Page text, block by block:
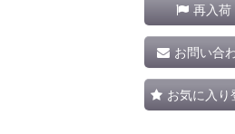
再入荷
お問い合
お気に入り